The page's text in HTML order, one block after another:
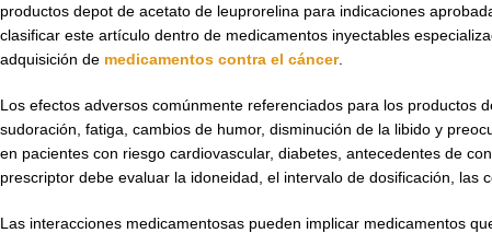
productos depot de acetato de leuprorelina para indicaciones
clasificar este artículo dentro de medicamentos inyectables
adquisición de medicamentos contra el cáncer.
Los efectos adversos comúnmente referenciados para los productos
sudoración, fatiga, cambios de humor, disminución de la libido y
en pacientes con riesgo cardiovascular, diabetes, antecedentes de
prescriptor debe evaluar la idoneidad, el intervalo de dosificación, las
Las interacciones medicamentosas pueden implicar medicamentos